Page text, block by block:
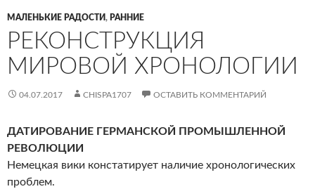
МАЛЕНЬКИЕ РАДОСТИ, РАННИЕ
РЕКОНСТРУКЦИЯ
МИРОВОЙ ХРОНОЛОГИИ
04.07.2017 CHISPA1707 ОСТАВИТЬ КОММЕНТАРИЙ
ДАТИРОВАНИЕ ГЕРМАНСКОЙ ПРОМЫШЛЕННОЙ
РЕВОЛЮЦИИ
Немецкая вики констатирует наличие хронологических
проблем.